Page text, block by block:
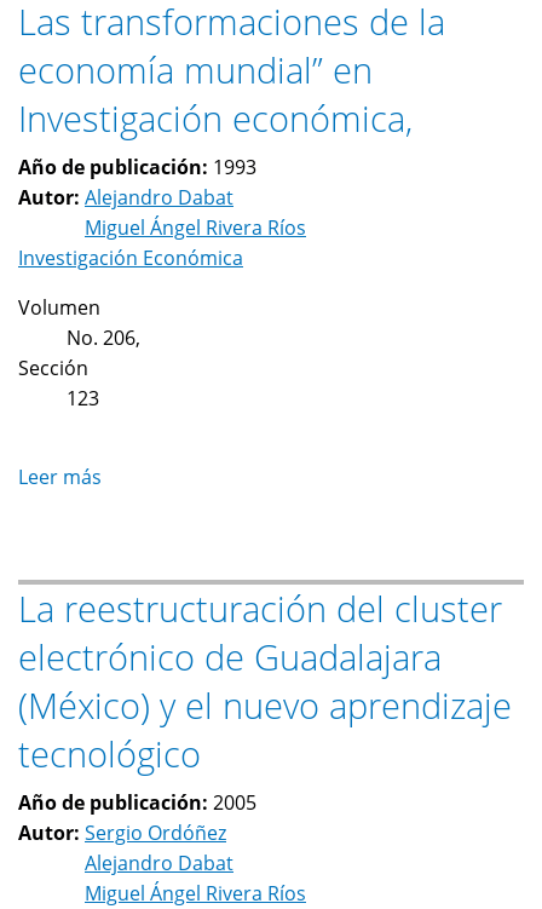
Las transformaciones de la
economía mundial” en
Investigación económica,
Año de publicación: 1993
Autor: Alejandro Dabat
Miguel Ángel Rivera Ríos
Investigación Económica
Volumen
No. 206,
Sección
123
Leer más
la
economía
mundial”
Investigación
económica,
La reestructuración del cluster
electrónico de Guadalajara
(México) y el nuevo aprendizaje
tecnológico
Año de publicación: 2005
Autor: Sergio Ordóñez
Alejandro Dabat
Miguel Ángel Rivera Ríos